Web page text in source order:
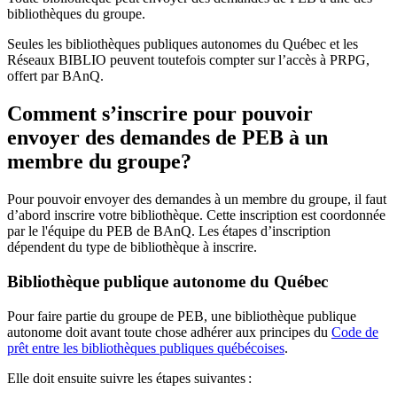
bibliothèques du groupe.
Seules les bibliothèques publiques autonomes du Québec et les
Réseaux BIBLIO peuvent toutefois compter sur l’accès à PRPG,
offert par BAnQ.
Comment s’inscrire pour pouvoir
envoyer des demandes de PEB à un
membre du groupe?
Pour pouvoir envoyer des demandes à un membre du groupe, il faut
d’abord inscrire votre bibliothèque. Cette inscription est coordonnée
par le l'équipe du PEB de BAnQ. Les étapes d’inscription
dépendent du type de bibliothèque à inscrire.
Bibliothèque publique autonome du Québec
Pour faire partie du groupe de PEB, une bibliothèque publique
autonome doit avant toute chose adhérer aux principes du Code de
prêt entre les bibliothèques publiques québécoises.
Elle doit ensuite suivre les étapes suivantes :